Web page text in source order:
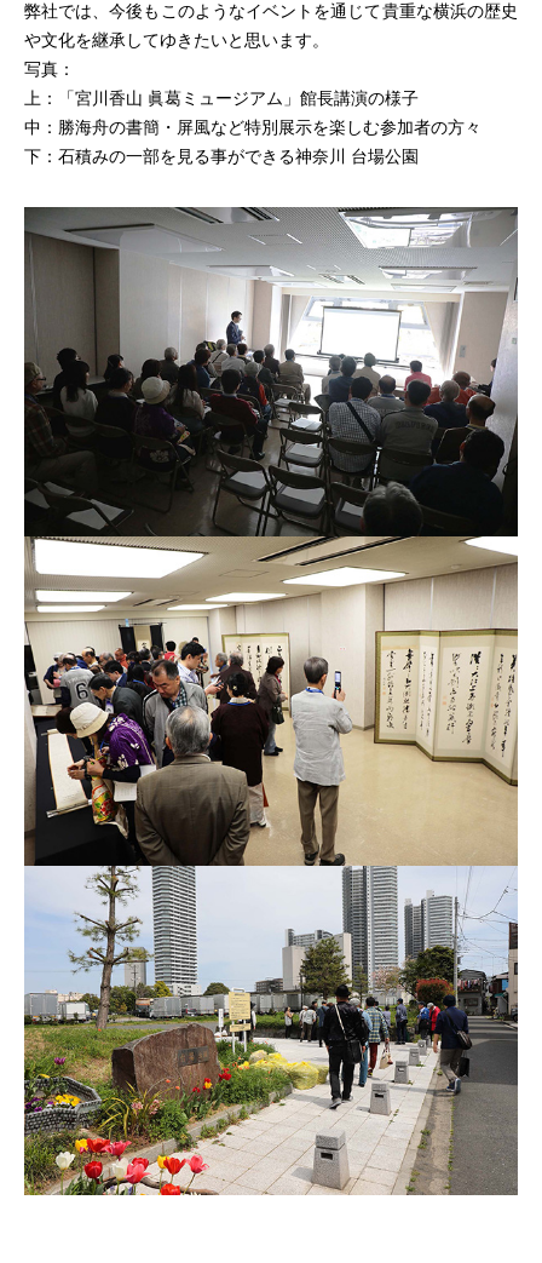
弊社では、今後もこのようなイベントを通じて貴重な横浜の歴史
や文化を継承してゆきたいと思います。
写真：
上：「宮川香山 眞葛ミュージアム」館長講演の様子
中：勝海舟の書簡・屏風など特別展示を楽しむ参加者の方々
下：石積みの一部を見る事ができる神奈川 台場公園